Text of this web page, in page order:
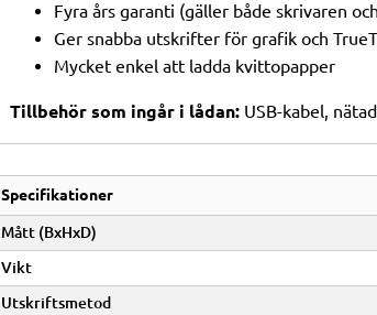
Fyra års garanti (gäller både skrivaren
Ger snabba utskrifter för grafik och
Mycket enkel att ladda kvittopapper
Tillbehör som ingår i lådan: USB-kabel,
Specifikationer
Mått (BxHxD)
Vikt
Utskriftsmetod